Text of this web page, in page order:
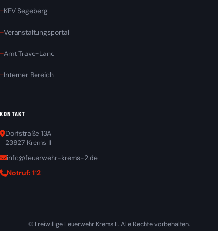
KFV Segeberg
Veranstaltungsportal
Amt Trave-Land
Interner Bereich
KONTAKT
Dorfstraße 13A
23827 Krems II
info@feuerwehr-krems-2.de
Notruf: 112
© Freiwillige Feuerwehr Krems II. Alle Rechte vorbehalten.